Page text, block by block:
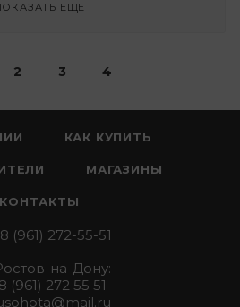
ЕЩЕ
2 3 4
КАК КУПИТЬ
МАГАЗИНЫ
КОНТАКТЫ
8 (961) 272-55-51
на-Дону:
8 (961) 272 55 51